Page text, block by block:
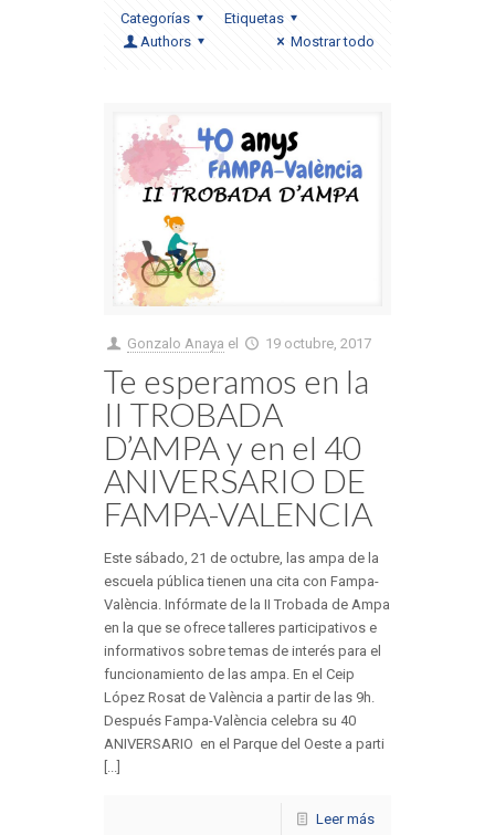
Categorías
Etiquetas
Authors
Mostrar todo
Gonzalo Anaya el 19 octubre, 2017
Te esperamos en la
II TROBADA
D’AMPA y en el 40
ANIVERSARIO DE
FAMPA-VALENCIA
Este sábado, 21 de octubre, las ampa de la
escuela pública tienen una cita con Fampa-
València. Infórmate de la II Trobada de Ampa
en la que se ofrece talleres participativos e
informativos sobre temas de interés para el
funcionamiento de las ampa. En el Ceip
López Rosat de València a partir de las 9h.
Después Fampa-València celebra su 40
ANIVERSARIO en el Parque del Oeste a parti
[...]
Leer más